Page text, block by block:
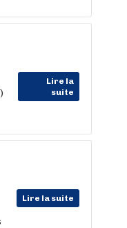
Lire la
suite
Lire la suite